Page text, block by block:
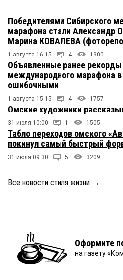
Победителями Сибирского
марафона стали Александр
Марина КОВАЛЕВА
1 августа 16:15 4 1900
Объявленные ранее рекорды
международного марафона
ошибочными
1 августа 15:15 4 1757
Омские художники
31 июля 10:00 1 1505
Табло переходов омского
покинул самый быстрый
31 июля 09:30 5 3209
Все новости стиля жизни →
Оформите
на газету